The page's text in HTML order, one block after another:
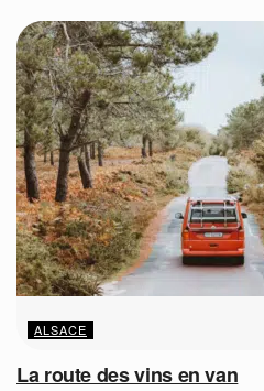
ALSACE
La route des vins en van